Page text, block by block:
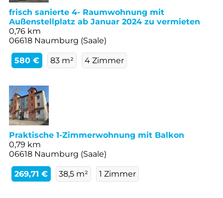
frisch sanierte 4- Raumwohnung mit
Außenstellplatz ab Januar 2024 zu vermieten
0,76 km
06618 Naumburg (Saale)
580 € 83 m² 4 Zimmer
Praktische 1-Zimmerwohnung mit Balkon
0,79 km
06618 Naumburg (Saale)
269,71 € 38,5 m² 1 Zimmer